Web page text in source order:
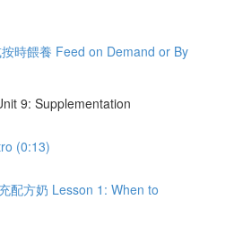
時餵養 Feed on Demand or By
9: Supplementation
(0:13)
配方奶 Lesson 1: When to